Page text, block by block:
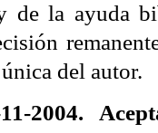
de la ayuda
del autor.
2004.